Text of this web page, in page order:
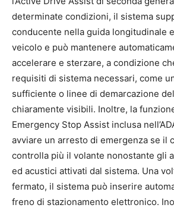
determinate condizioni, il sistema
conducente nella guida longitudinale
veicolo e può mantenere
accelerare e sterzare, a condizione
requisiti di sistema necessari, come
sufficiente o linee di demarcazione
chiaramente visibili. Inoltre, la
Emergency Stop Assist inclusa
avviare un arresto di emergenza se il
controlla più il volante nonostante gli
ed acustici attivati dal sistema. Una
fermato, il sistema può inserire
freno di stazionamento elettronico.